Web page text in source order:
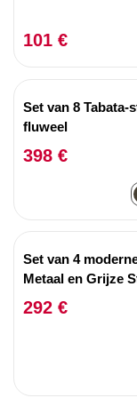
101 €
Set van 8
fluweel
398 €
Set van 4
Metaal en Grijze
292 €